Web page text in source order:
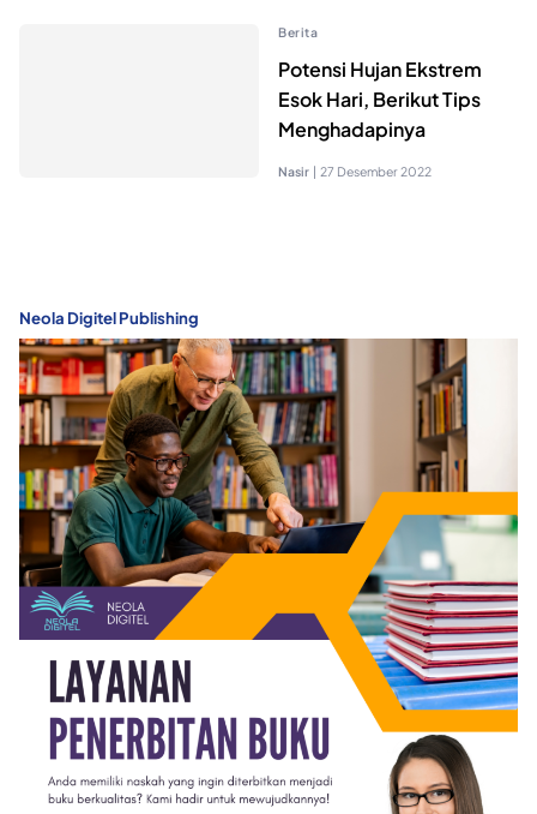
Berita
Potensi Hujan Ekstrem
Esok Hari, Berikut Tips
Menghadapinya
Nasir | 27 Desember 2022
Neola Digitel Publishing